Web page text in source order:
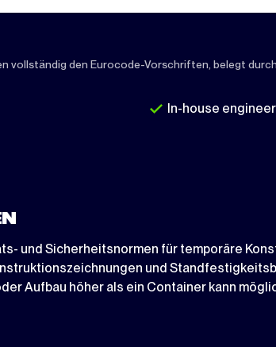
vollständig den Eurocode-Vorschriften, belegt
In-house
und Sicherheitsnormen für temporäre
und
Aufbau höher als ein Container kann